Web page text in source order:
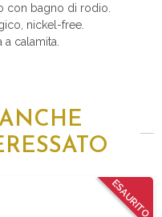
con bagno di rodio.
nickel-free.
calamita.
ESAURITO